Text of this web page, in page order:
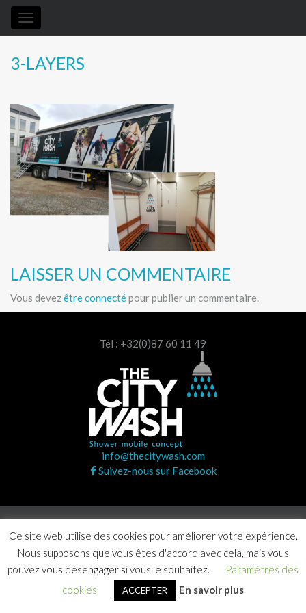
Toggle
navigation
3-LAYERS
LAISSER UN COMMENTAIRE
Vous devezêtre connectépour publier un commentaire.
Tél : +32(0)87 60 11 49
info@thecitywash.com
Suivez-nous sur Facebook
Agence Craft Studio
Ce site web utilise des cookies pour améliorer votre expérience.
Nous supposons que vous êtes d'accord avec cela, mais vous
pouvez vous désengager si vous le souhaitez.
Paramètres des
cookies
ACCEPTER En savoir plus